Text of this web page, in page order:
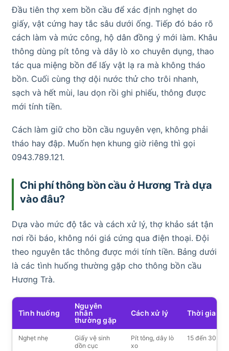
Đầu tiên thợ xem bồn cầu để xác định nghẹt do
giấy, vật cứng hay tắc sâu dưới ống. Tiếp đó báo rõ
cách làm và mức công, hộ dân đồng ý mới làm. Khâu
thông dùng pít tông và dây lò xo chuyên dụng, thao
tác qua miệng bồn để lấy vật lạ ra mà không tháo
bồn. Cuối cùng thợ dội nước thử cho trôi nhanh,
sạch và hết mùi, lau dọn rồi ghi phiếu, thông được
mới tính tiền.
Cách làm giữ cho bồn cầu nguyên vẹn, không phải
tháo hay đập. Muốn hẹn khung giờ riêng thì gọi
0943.789.121.
Chi phí thông bồn cầu ở Hương Trà dựa
vào đâu?
Dựa vào mức độ tắc và cách xử lý, thợ khảo sát tận
nơi rồi báo, không nói giá cứng qua điện thoại. Đội
theo nguyên tắc thông được mới tính tiền. Bảng dưới
là các tình huống thường gặp cho thông bồn cầu
Hương Trà.
Tình huống
Nguyên
nhân
thường gặp
Cách xử lý Thời gian
Nghẹt nhẹ
Giấy vệ sinh
dồn cục
Pít tông, dây lò
xo
15 đến 30